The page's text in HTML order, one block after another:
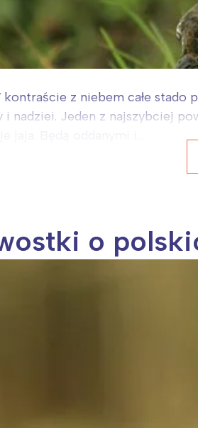
z niebem całe stado
nadziei. Jeden z najszybciej
o